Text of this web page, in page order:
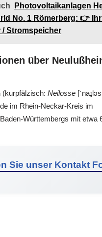
Photovoltaikanlagen
No. 1 Römerberg: 👉
/ Stromspeicher
über
(kurpfälzisch: Neilosse
im Rhein-Neckar-Kreis im
Württembergs mit etwa
Sie unser Kontakt